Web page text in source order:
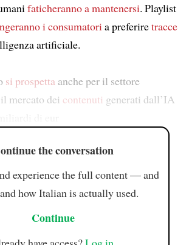
faticheranno a mantenersi. Playlist
i consumatoria preferiretracce
artificiale.
si prospettaanche per il settore
mercato dei contenuti generati dall’IA
the conversation
experience the full content — and
how Italian is actually used.
Continue